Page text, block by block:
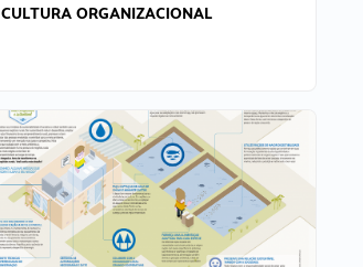
CULTURA ORGANIZACIONAL